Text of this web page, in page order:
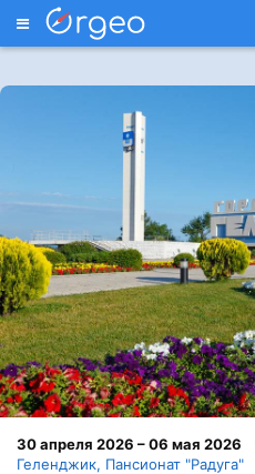
Меню
30 апреля 2026 – 06 мая 2026
Геленджик, Пансионат "Радуга"